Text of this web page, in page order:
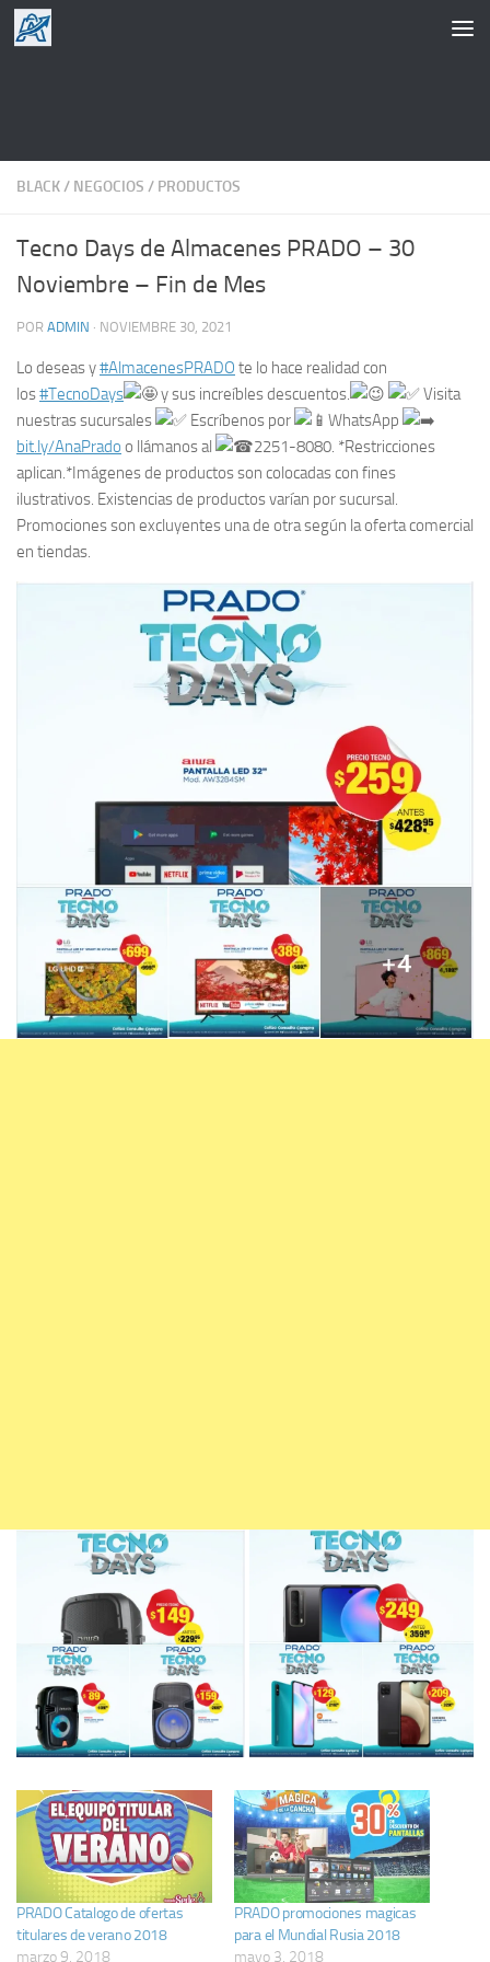
Saltar al contenido
BLACK/ NEGOCIOS / PRODUCTOS
Tecno Days de Almacenes PRADO – 30
Noviembre – Fin de Mes
POR ADMIN · NOVIEMBRE 30, 2021
Lo deseas y#AlmacenesPRADO te lo hace realidad con
los#TecnoDays y sus increíbles descuentos.
Visita
nuestras sucursales
Escríbenos por
WhatsApp
bit.ly/AnaPrado o llámanos al
2251-8080. ️*Restricciones
aplican.*Imágenes de productos son colocadas con fines
ilustrativos. Existencias de productos varían por sucursal.
Promociones son excluyentes una de otra según la oferta comercial
en tiendas.
PRADO Catalogo de ofertas
titulares de verano 2018
marzo 9, 2018
PRADO promociones magicas
para el Mundial Rusia 2018
mayo 3, 2018